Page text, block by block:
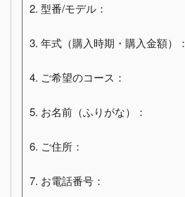
2. 型番/モデル：
3. 年式（購入時期・購入金額）：
4. ご希望のコース：
5. お名前（ふりがな）：
6. ご住所：
7. お電話番号：